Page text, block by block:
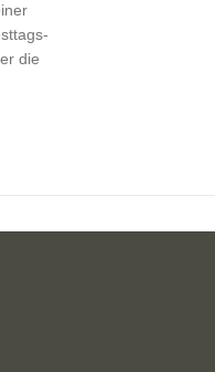
die